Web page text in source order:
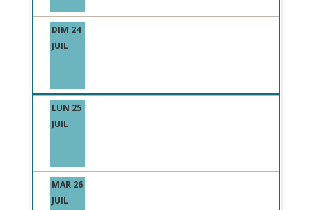
DIM 24
JUIL
LUN 25
JUIL
MAR 26
JUIL